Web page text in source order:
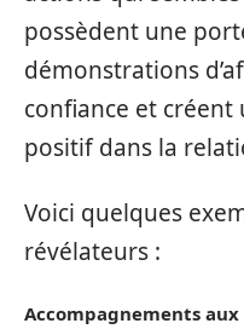
possèdent une
démonstrations
confiance et
positif dans la
Voici quelques
révélateurs :
Accompagnements